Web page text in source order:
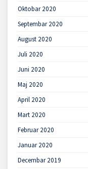
Oktobar 2020
Septembar 2020
August 2020
Juli 2020
Juni 2020
Maj 2020
April 2020
Mart 2020
Februar 2020
Januar 2020
Decembar 2019